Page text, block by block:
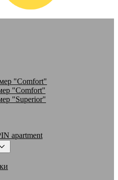
"Comfort"
"Comfort"
"Superior"
apartment